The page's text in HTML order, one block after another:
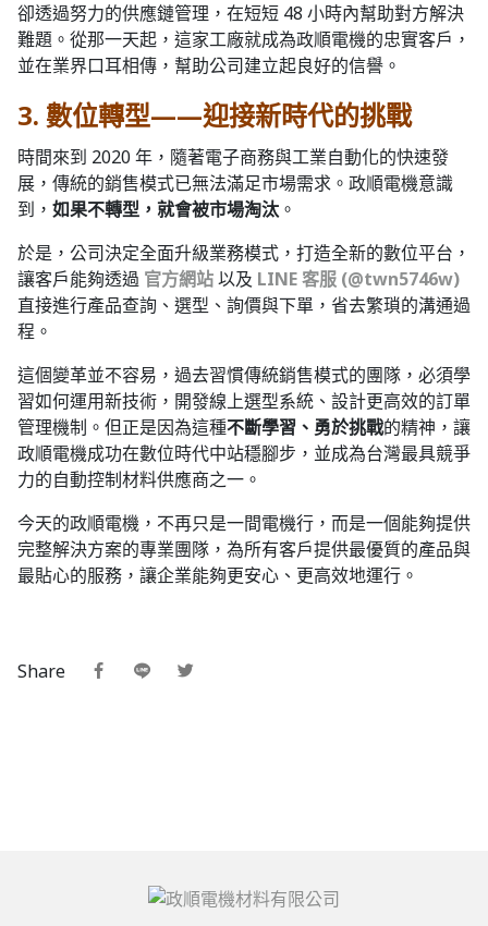
卻透過努力的供應鏈管理，在短短 48 小時內幫助對方解決
難題。從那一天起，這家工廠就成為政順電機的忠實客戶，
並在業界口耳相傳，幫助公司建立起良好的信譽。
3. 數位轉型——迎接新時代的挑戰
時間來到 2020 年，隨著電子商務與工業自動化的快速發
展，傳統的銷售模式已無法滿足市場需求。政順電機意識
到， 如果不轉型，就會被市場淘汰 。
於是，公司決定全面升級業務模式，打造全新的數位平台，
讓客戶能夠透過 官方網站以及 LINE 客服 (@twn5746w)
直接進行產品查詢、選型、詢價與下單，省去繁瑣的溝通過
程。
這個變革並不容易，過去習慣傳統銷售模式的團隊，必須學
習如何運用新技術，開發線上選型系統、設計更高效的訂單
管理機制。但正是因為這種不斷學習、勇於挑戰的精神，讓
政順電機成功在數位時代中站穩腳步，並成為台灣最具競爭
力的自動控制材料供應商之一。
今天的政順電機，不再只是一間電機行，而是一個能夠提供
完整解決方案的專業團隊，為所有客戶提供最優質的產品與
最貼心的服務，讓企業能夠更安心、更高效地運行。
Share